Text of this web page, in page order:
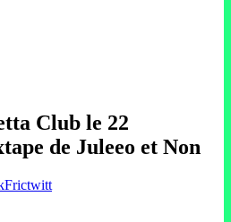
Club le 22
de Juleeo et Non
Frictwitt